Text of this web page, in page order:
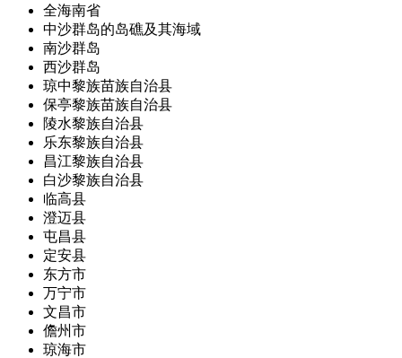
全海南省
中沙群岛的岛礁及其海域
南沙群岛
西沙群岛
琼中黎族苗族自治县
保亭黎族苗族自治县
陵水黎族自治县
乐东黎族自治县
昌江黎族自治县
白沙黎族自治县
临高县
澄迈县
屯昌县
定安县
东方市
万宁市
文昌市
儋州市
琼海市